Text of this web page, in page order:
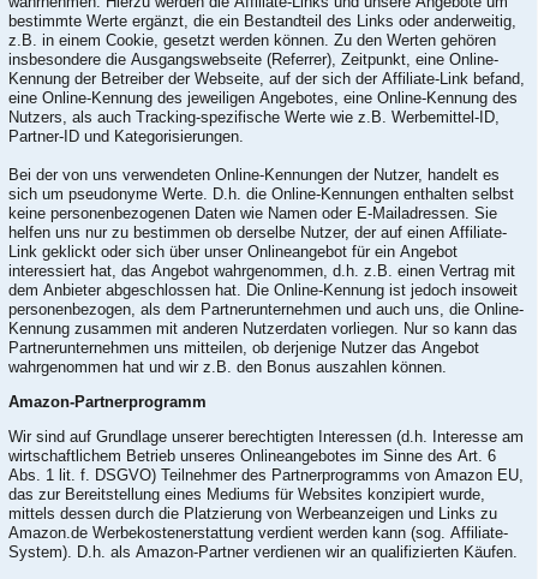
bestimmte Werte ergänzt, die ein Bestandteil des Links oder anderweitig,
z.B. in einem Cookie, gesetzt werden können. Zu den Werten gehören
insbesondere die Ausgangswebseite (Referrer), Zeitpunkt, eine Online-
Kennung der Betreiber der Webseite, auf der sich der Affiliate-Link befand,
eine Online-Kennung des jeweiligen Angebotes, eine Online-Kennung des
Nutzers, als auch Tracking-spezifische Werte wie z.B. Werbemittel-ID,
Partner-ID und Kategorisierungen.
Bei der von uns verwendeten Online-Kennungen der Nutzer, handelt es
sich um pseudonyme Werte. D.h. die Online-Kennungen enthalten selbst
keine personenbezogenen Daten wie Namen oder E-Mailadressen. Sie
helfen uns nur zu bestimmen ob derselbe Nutzer, der auf einen Affiliate-
Link geklickt oder sich über unser Onlineangebot für ein Angebot
interessiert hat, das Angebot wahrgenommen, d.h. z.B. einen Vertrag mit
dem Anbieter abgeschlossen hat. Die Online-Kennung ist jedoch insoweit
personenbezogen, als dem Partnerunternehmen und auch uns, die Online-
Kennung zusammen mit anderen Nutzerdaten vorliegen. Nur so kann das
Partnerunternehmen uns mitteilen, ob derjenige Nutzer das Angebot
wahrgenommen hat und wir z.B. den Bonus auszahlen können.
Amazon-Partnerprogramm
Wir sind auf Grundlage unserer berechtigten Interessen (d.h. Interesse am
wirtschaftlichem Betrieb unseres Onlineangebotes im Sinne des Art. 6
Abs. 1 lit. f. DSGVO) Teilnehmer des Partnerprogramms von Amazon EU,
das zur Bereitstellung eines Mediums für Websites konzipiert wurde,
mittels dessen durch die Platzierung von Werbeanzeigen und Links zu
Amazon.de Werbekostenerstattung verdient werden kann (sog. Affiliate-
System). D.h. als Amazon-Partner verdienen wir an qualifizierten Käufen.